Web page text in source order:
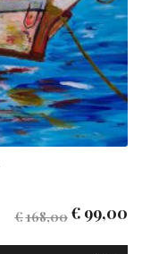
€168,00€ 99,00